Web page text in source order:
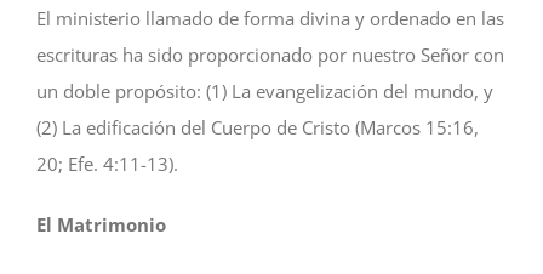
El ministerio llamado de forma divina y ordenado en las
escrituras ha sido proporcionado por nuestro Señor con
un doble propósito: (1) La evangelización del mundo, y
(2) La edificación del Cuerpo de Cristo (Marcos 15:16,
20; Efe. 4:11-13).
El Matrimonio